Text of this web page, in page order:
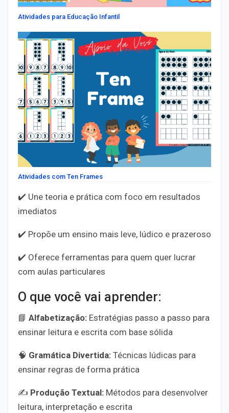
Atividades para Educação Infantil
Atividades com Ten Frames
✔️ Une teoria e prática com foco em resultados
imediatos
✔️ Propõe um ensino mais leve, lúdico e prazeroso
✔️ Oferece ferramentas para quem quer lucrar
com aulas particulares
O que você vai aprender:
📘 Alfabetização: Estratégias passo a passo para
ensinar leitura e escrita com base sólida
🧠 Gramática Divertida: Técnicas lúdicas para
ensinar regras de forma prática
✍️ Produção Textual: Métodos para desenvolver
leitura, interpretação e escrita